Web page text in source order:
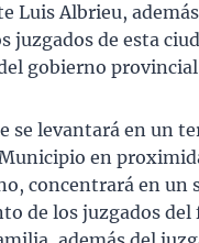
Luis Albrieu,
juzgados de esta
gobierno
se levantará en un
en
concentrará en un
de los juzgados del